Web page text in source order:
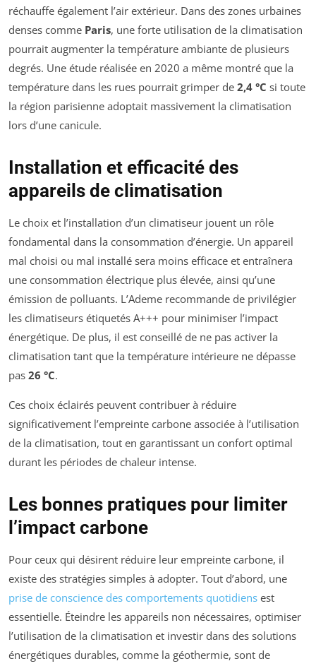
réchauffe également l’air extérieur. Dans des zones urbaines
denses comme Paris, une forte utilisation de la climatisation
pourrait augmenter la température ambiante de plusieurs
degrés. Une étude réalisée en 2020 a même montré que la
température dans les rues pourrait grimper de 2,4 °C si toute
la région parisienne adoptait massivement la climatisation
lors d’une canicule.
Installation et efficacité des
appareils de climatisation
Le choix et l’installation d’un climatiseur jouent un rôle
fondamental dans la consommation d’énergie. Un appareil
mal choisi ou mal installé sera moins efficace et entraînera
une consommation électrique plus élevée, ainsi qu’une
émission de polluants. L’Ademe recommande de privilégier
les climatiseurs étiquetés A+++ pour minimiser l’impact
énergétique. De plus, il est conseillé de ne pas activer la
climatisation tant que la température intérieure ne dépasse
pas 26 °C.
Ces choix éclairés peuvent contribuer à réduire
significativement l’empreinte carbone associée à l’utilisation
de la climatisation, tout en garantissant un confort optimal
durant les périodes de chaleur intense.
Les bonnes pratiques pour limiter
l’impact carbone
Pour ceux qui désirent réduire leur empreinte carbone, il
existe des stratégies simples à adopter. Tout d’abord, une
prise de conscience des comportements quotidiens est
essentielle. Éteindre les appareils non nécessaires, optimiser
l’utilisation de la climatisation et investir dans des solutions
énergétiques durables, comme la géothermie, sont de